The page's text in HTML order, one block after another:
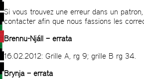
Si vous trouvez une erreur dans un
contacter afin que nous fassions les
Brennu-Njáll – errata
16.02.2012: Grille A, rg 9; grille B rg 34.
Brynja – errata